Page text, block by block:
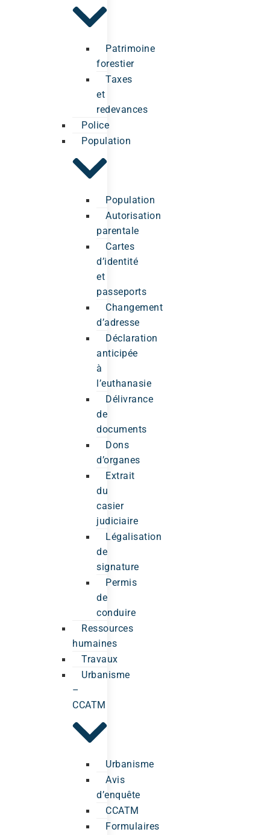
Patrimoine
forestier
Taxes
et
redevances
Police
Population
Population
Autorisation
parentale
Cartes
d’identité
et
passeports
Changement
d’adresse
Déclaration
anticipée
à
l’euthanasie
Délivrance
de
documents
Dons
d’organes
Extrait
du
casier
judiciaire
Légalisation
de
signature
Permis
de
conduire
Ressources
humaines
Travaux
Urbanisme
–
CCATM
Urbanisme
Avis
d’enquête
CCATM
Formulaires